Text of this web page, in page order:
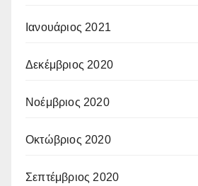
Ιανουάριος 2021
Δεκέμβριος 2020
Νοέμβριος 2020
Οκτώβριος 2020
Σεπτέμβριος 2020